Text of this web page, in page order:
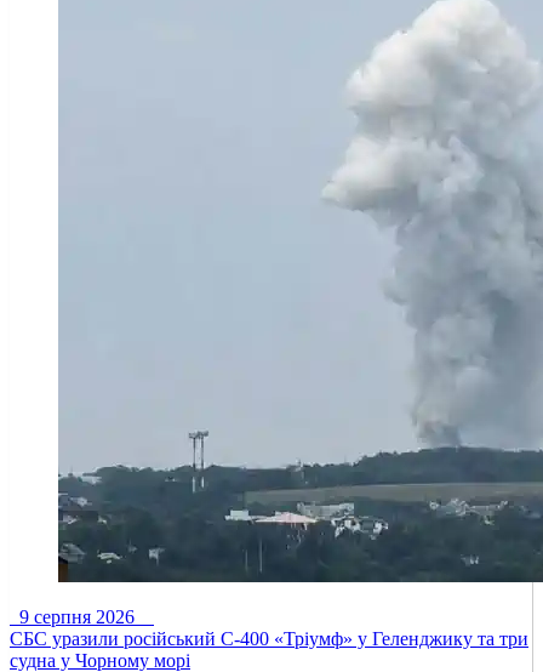
9 серпня 2026
СБС уразили російський С-400 «Тріумф» у Геленджику та три
судна у Чорному морі